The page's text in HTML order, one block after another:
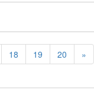
18 19 20 »